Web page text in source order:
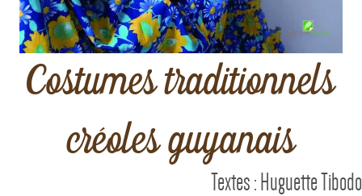
Costumes traditionnels
créoles guyanais
Textes : Huguette Tibodo